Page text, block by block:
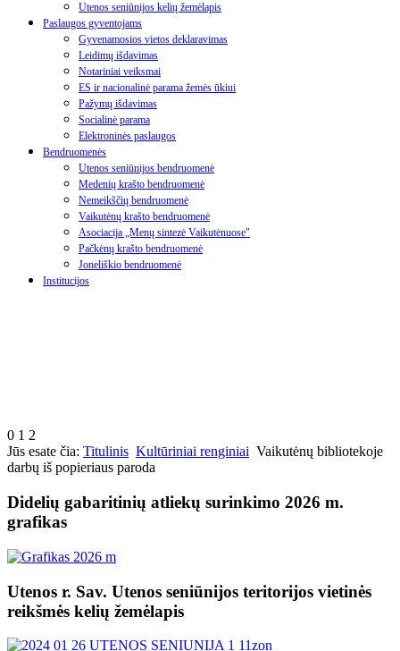
Utenos seniūnijos kelių žemėlapis
Paslaugos gyventojams
Gyvenamosios vietos deklaravimas
Leidimų išdavimas
Notariniai veiksmai
ES ir nacionalinė parama žemės ūkiui
Pažymų išdavimas
Socialinė parama
Elektroninės paslaugos
Bendruomenės
Utenos seniūnijos bendruomenė
Medenių krašto bendruomenė
Nemeikščių bendruomenė
Vaikutėnų krašto bendruomenė
Asociacija „Menų sintezė Vaikutėnuose"
Pačkėnų krašto bendruomenė
Joneliškio bendruomenė
Institucijos
0 1 2
Jūs esate čia: Titulinis Kultūriniai renginiai Vaikutėnų bibliotekoje
darbų iš popieriaus paroda
Didelių gabaritinių atliekų surinkimo 2026 m.
grafikas
Utenos r. Sav. Utenos seniūnijos teritorijos vietinės
reikšmės kelių žemėlapis